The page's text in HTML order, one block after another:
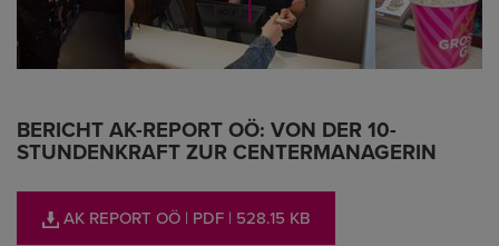
BERICHT AK-REPORT OÖ: VON DER 10-
STUNDENKRAFT ZUR CENTERMANAGERIN
AK REPORT OÖ | PDF | 528.15 KB